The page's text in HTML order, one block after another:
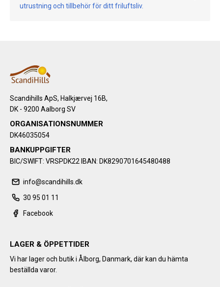
utrustning och tillbehör för ditt friluftsliv.
Scandihills ApS, Halkjærvej 16B,
DK - 9200 Aalborg SV
ORGANISATIONSNUMMER
DK46035054
BANKUPPGIFTER
BIC/SWIFT: VRSPDK22 IBAN: DK8290701645480488
info@scandihills.dk
30 95 01 11
Facebook
LAGER & ÖPPETTIDER
Vi har lager och butik i Ålborg, Danmark, där kan du hämta
beställda varor.